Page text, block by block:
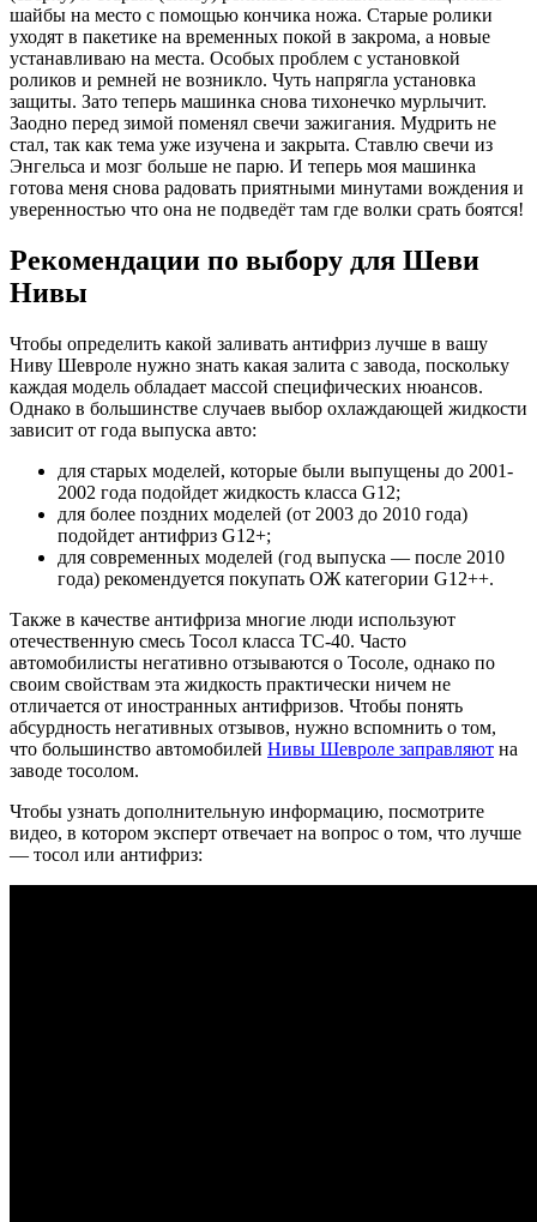
шайбы на место с помощью кончика ножа. Старые ролики
уходят в пакетике на временных покой в закрома, а новые
устанавливаю на места. Особых проблем с установкой
роликов и ремней не возникло. Чуть напрягла установка
защиты. Зато теперь машинка снова тихонечко мурлычит.
Заодно перед зимой поменял свечи зажигания. Мудрить не
стал, так как тема уже изучена и закрыта. Ставлю свечи из
Энгельса и мозг больше не парю. И теперь моя машинка
готова меня снова радовать приятными минутами вождения и
уверенностью что она не подведёт там где волки срать боятся!
Рекомендации по выбору для Шеви
Нивы
Чтобы определить какой заливать антифриз лучше в вашу
Ниву Шевроле нужно знать какая залита с завода, поскольку
каждая модель обладает массой специфических нюансов.
Однако в большинстве случаев выбор охлаждающей жидкости
зависит от года выпуска авто:
для старых моделей, которые были выпущены до 2001-
2002 года подойдет жидкость класса G12;
для более поздних моделей (от 2003 до 2010 года)
подойдет антифриз G12+;
для современных моделей (год выпуска — после 2010
года) рекомендуется покупать ОЖ категории G12++.
Также в качестве антифриза многие люди используют
отечественную смесь Тосол класса ТС-40. Часто
автомобилисты негативно отзываются о Тосоле, однако по
своим свойствам эта жидкость практически ничем не
отличается от иностранных антифризов. Чтобы понять
абсурдность негативных отзывов, нужно вспомнить о том,
что большинство автомобилей Нивы Шевроле заправляют на
заводе тосолом.
Чтобы узнать дополнительную информацию, посмотрите
видео, в котором эксперт отвечает на вопрос о том, что лучше
— тосол или антифриз: